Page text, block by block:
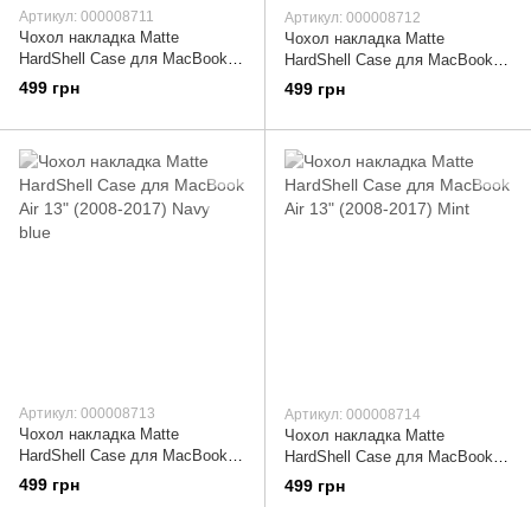
Артикул: 000008711
Чохол накладка Matte
HardShell Case для MacBook
Air 13" (2008-2017) Pink Sand
499 грн
Артикул: 000008712
Чохол накладка Matte
HardShell Case для MacBook
Air 13" (2008-2017) Orange
499 грн
Артикул: 000008713
Чохол накладка Matte
HardShell Case для MacBook
Air 13" (2008-2017) Navy blue
499 грн
Артикул: 000008714
Чохол накладка Matte
HardShell Case для MacBook
Air 13" (2008-2017) Mint
499 грн